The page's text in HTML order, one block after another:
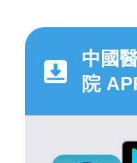
中國
院